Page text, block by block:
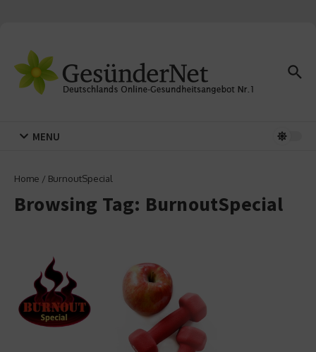
MENU
Home / BurnoutSpecial
Browsing Tag: BurnoutSpecial